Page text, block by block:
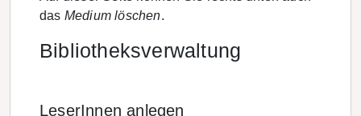
das Medium löschen.
Bibliotheksverwaltung
LeserInnen anlegen